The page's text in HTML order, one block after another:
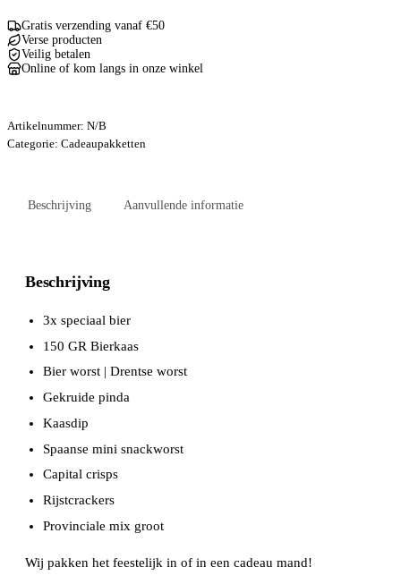
Gratis verzending vanaf €50
Verse producten
Veilig betalen
Online of kom langs in onze winkel
Artikelnummer: N/B
Categorie: Cadeaupakketten
Beschrijving Aanvullende informatie
Beschrijving
3x speciaal bier
150 GR Bierkaas
Bier worst | Drentse worst
Gekruide pinda
Kaasdip
Spaanse mini snackworst
Capital crisps
Rijstcrackers
Provinciale mix groot
Wij pakken het feestelijk in of in een cadeau mand!